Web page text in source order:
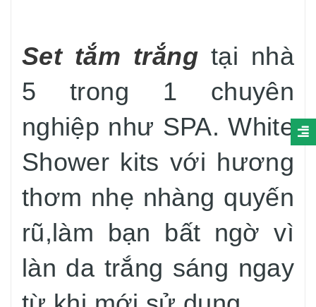
Set tắm trắng tại nhà
5 trong 1 chuyên
nghiệp như SPA. White
Shower kits với hương
thơm nhẹ nhàng quyến
rũ,làm bạn bất ngờ vì
làn da trắng sáng ngay